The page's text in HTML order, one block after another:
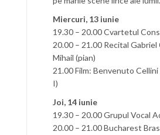
Miercuri, 13 iunie
19.30 – 20.00 Cvartetul
20.00 – 21.00 Recital
Mihail (pian)
21.00 Film: Benvenuto
I)
Joi, 14 iunie
19.30 – 20.00 Grupul Vocal
20.00 – 21.00 Bucharest